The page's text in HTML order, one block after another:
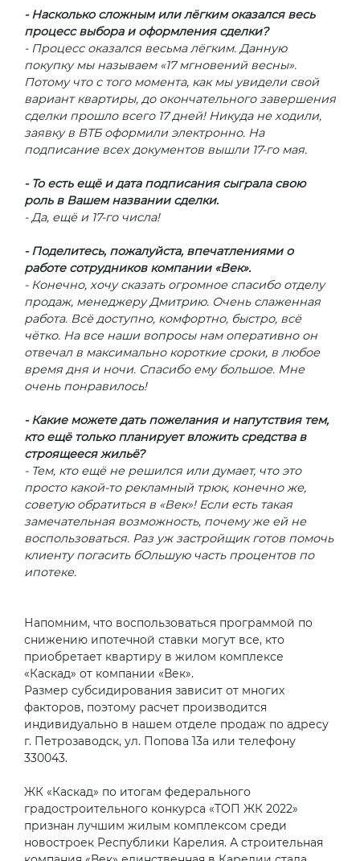
- Насколько сложным или лёгким оказался весь
процесс выбора и оформления сделки?
- Процесс оказался весьма лёгким. Данную
покупку мы называем «17 мгновений весны».
Потому что с того момента, как мы увидели свой
вариант квартиры, до окончательного завершения
сделки прошло всего 17 дней! Никуда не ходили,
заявку в ВТБ оформили электронно. На
подписание всех документов вышли 17-го мая.
- То есть ещё и дата подписания сыграла свою
роль в Вашем названии сделки.
- Да, ещё и 17-го числа!
- Поделитесь, пожалуйста, впечатлениями о
работе сотрудников компании «Век».
- Конечно, хочу сказать огромное спасибо отделу
продаж, менеджеру Дмитрию. Очень слаженная
работа. Всё доступно, комфортно, быстро, всё
чётко. На все наши вопросы нам оперативно он
отвечал в максимально короткие сроки, в любое
время дня и ночи. Спасибо ему большое. Мне
очень понравилось!
- Какие можете дать пожелания и напутствия тем,
кто ещё только планирует вложить средства в
строящееся жильё?
- Тем, кто ещё не решился или думает, что это
просто какой-то рекламный трюк, конечно же,
советую обратиться в «Век»! Если есть такая
замечательная возможность, почему же ей не
воспользоваться. Раз уж застройщик готов помочь
клиенту погасить бОльшую часть процентов по
ипотеке.
Напомним, что воспользоваться программой по
снижению ипотечной ставки могут все, кто
приобретает квартиру в жилом комплексе
«Каскад» от компании «Век».
Размер субсидирования зависит от многих
факторов, поэтому расчет производится
индивидуально в нашем отделе продаж по адресу
г. Петрозаводск, ул. Попова 13а или телефону
330043.
ЖК «Каскад» по итогам федерального
градостроительного конкурса «ТОП ЖК 2022»
признан лучшим жилым комплексом среди
новостроек Республики Карелия. А строительная